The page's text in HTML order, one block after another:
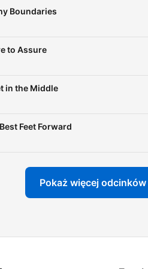
Boundaries
to Assure
in the Middle
Feet Forward
Pokaż więcej odcinków